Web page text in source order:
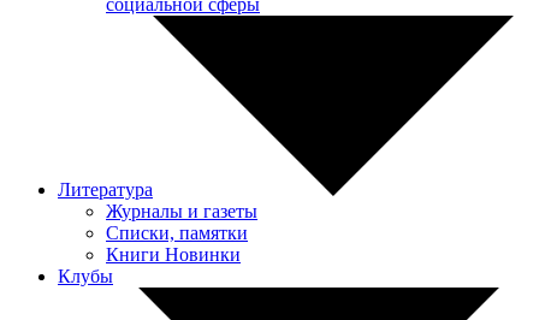
социальной сферы
Литература
Журналы и газеты
Списки, памятки
Книги Новинки
Клубы